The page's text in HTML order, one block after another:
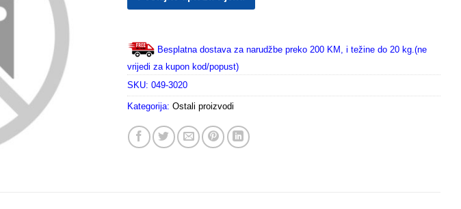
Besplatna dostava za narudžbe preko 200 KM, i težine do 20 kg.(ne
vrijedi za kupon kod/popust)
SKU: 049-3020
Kategorija: Ostali proizvodi